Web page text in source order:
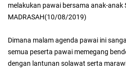
melakukan pawai bersama anak-anak
MADRASAH(10/08/2019)
Dimana malam agenda pawai ini
semua peserta pawai memegang
dengan lantunan solawat serta